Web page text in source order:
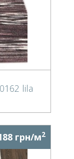
lila
грн/м2